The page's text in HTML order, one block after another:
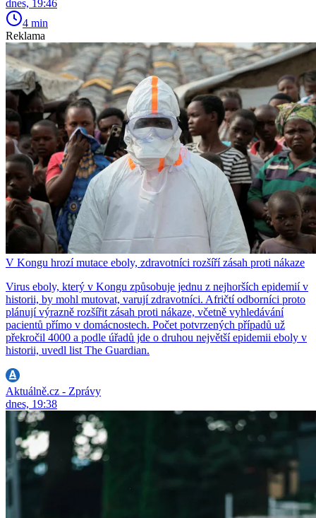
dnes, 19:46
4 min
Reklama
V Kongu hrozí mutace eboly, zdravotníci rozšíří zásah proti nákaze
Virus eboly, který v Kongu způsobuje jednu z nejhorších epidemií v
historii, by mohl mutovat, varují zdravotníci. Afričtí odborníci proto
plánují výrazně rozšířit zásah proti nákaze, včetně vyhledávání
pacientů přímo v domácnostech. Počet potvrzených případů už
překročil 4000 a podle úřadů jde o druhou největší epidemii eboly v
historii, uvedl list The Guardian.
Aktuálně.cz - Zprávy
dnes, 19:38